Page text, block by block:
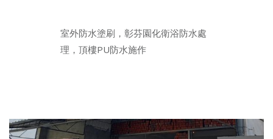
室外防水塗刷，彰芬園化衛浴防水處
理，頂樓PU防水施作